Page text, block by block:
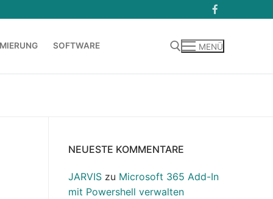
SOFTWARE MENÜ
NEUESTE KOMMENTARE
JARVIS zu Microsoft 365 Add-In
mit Powershell verwalten